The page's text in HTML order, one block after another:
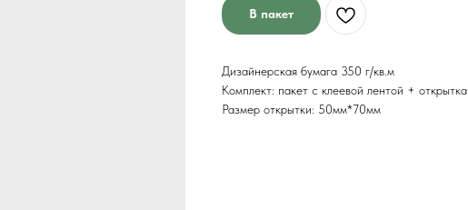
В пакет
Дизайнерская бумага 350 г/кв.м
Комплект: пакет с клеевой лентой + открытка
Размер открытки: 50мм*70мм